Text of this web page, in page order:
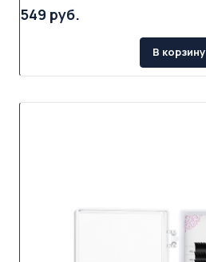
549 руб.
В корзину